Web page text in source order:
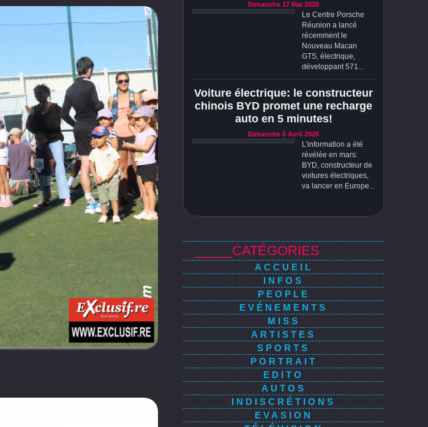
Dimanche 17 Mai 2026
Le Centre Porsche
Réunion a lancé
récemment le
Nouveau Macan
GTS, électrique,
développant 571...
Voiture électrique: le constructeur
chinois BYD promet une recharge
auto en 5 minutes!
Dimanche 5 Avril 2026
L'information a été
révélée en mars:
BYD, constructeur de
voitures électriques,
va lancer en Europe...
_____CATÉGORIES
ACCUEIL
INFOS
PEOPLE
EVÉNEMENTS
MISS
ARTISTES
SPORTS
PORTRAIT
EDITO
AUTOS
INDISCRÉTIONS
EVASION